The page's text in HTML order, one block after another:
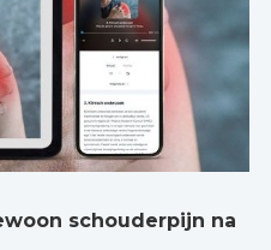
schouderpijn na